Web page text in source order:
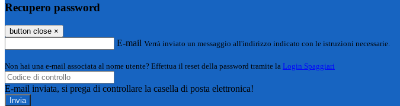
Recupero password
button close ×
E-mail Verrà inviato un messaggio all'indirizzo indicato con le istruzioni necessarie.
Non hai una e-mail associata al nome utente? Effettua il reset della password tramite la Login Spaggiari
E-mail inviata, si prega di controllare la casella di posta elettronica!